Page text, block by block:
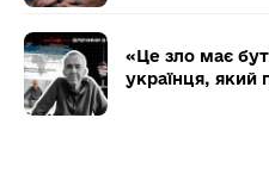
«Це зло має
українця, який